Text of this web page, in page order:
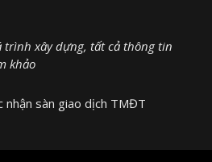
trình xây dựng, tất cả thông tin
khảo